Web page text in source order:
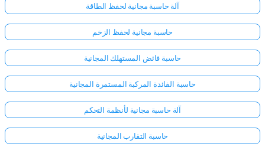
آلة حاسبة مجانية لحفظ الطاقة
حاسبة مجانية لحفظ الزخم
حاسبة فائض المستهلك المجانية
حاسبة الفائدة المركبة المستمرة المجانية
آلة حاسبة مجانية لأنظمة التحكم
حاسبة التقارب المجانية